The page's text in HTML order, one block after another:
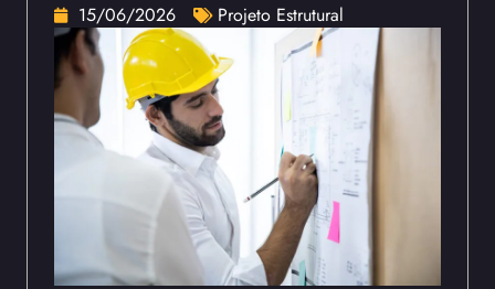
15/06/2026
Projeto Estrutural